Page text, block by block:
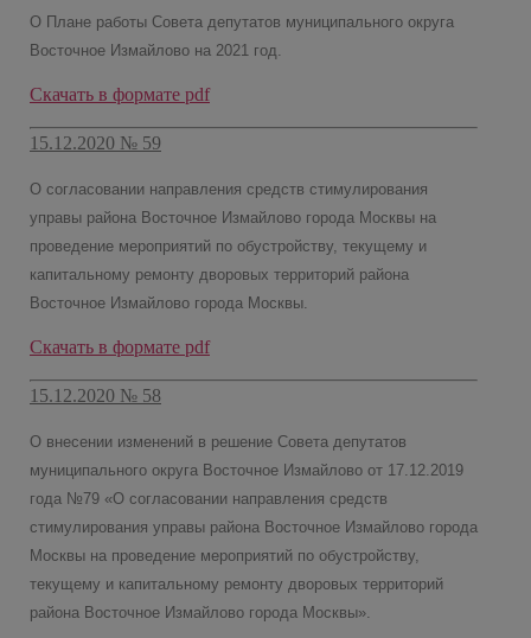
О Плане работы Совета депутатов муниципального округа
Восточное Измайлово на 2021 год.
Скачать в формате pdf
15.12.2020 № 59
О согласовании направления средств стимулирования
управы района Восточное Измайлово города Москвы на
проведение мероприятий по обустройству, текущему и
капитальному ремонту дворовых территорий района
Восточное Измайлово города Москвы.
Скачать в формате pdf
15.12.2020 № 58
О внесении изменений в решение Совета депутатов
муниципального округа Восточное Измайлово от 17.12.2019
года №79 «О согласовании направления средств
стимулирования управы района Восточное Измайлово города
Москвы на проведение мероприятий по обустройству,
текущему и капитальному ремонту дворовых территорий
района Восточное Измайлово города Москвы».